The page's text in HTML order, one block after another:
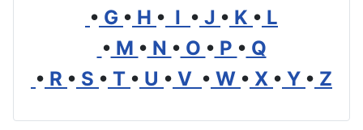
• G • H • I • J • K • L
• M • N • O • P • Q
• R • S • T • U • V • W • X • Y • Z